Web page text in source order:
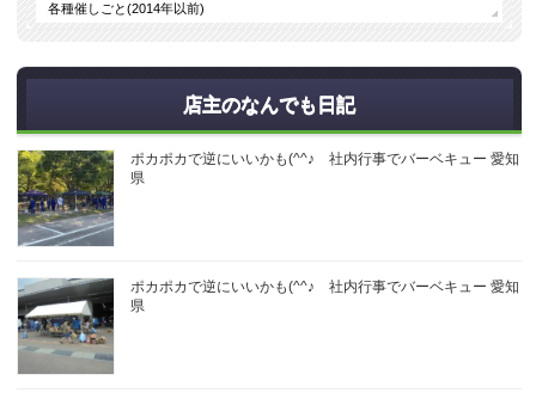
各種催しごと(2014年以前)
店主のなんでも日記
ポカポカで逆にいいかも(^^♪ 社内行事でバーベキュー 愛知
県
ポカポカで逆にいいかも(^^♪ 社内行事でバーベキュー 愛知
県